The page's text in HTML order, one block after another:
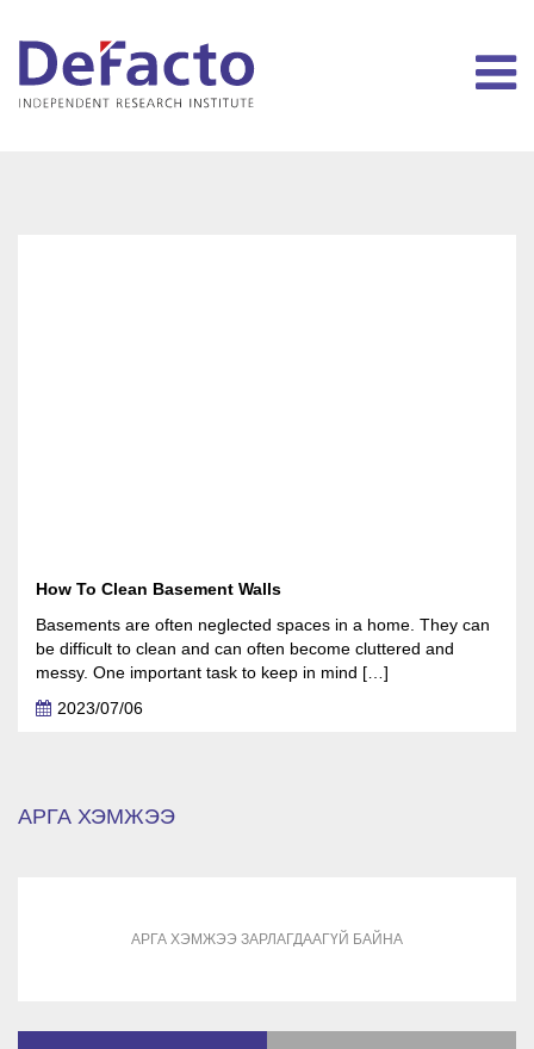
How To Clean Basement Walls
Basements are often neglected spaces in a home. They can
be difficult to clean and can often become cluttered and
messy. One important task to keep in mind […]
2023/07/06
АРГА ХЭМЖЭЭ
АРГА ХЭМЖЭЭ ЗАРЛАГДААГҮЙ БАЙНА